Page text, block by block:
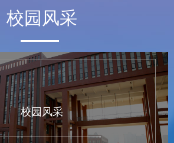
校园风采
校园风采